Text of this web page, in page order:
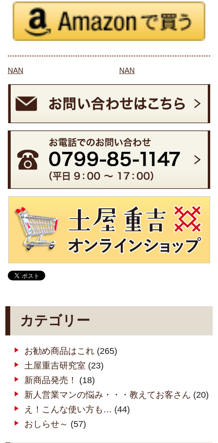
NAN NAN
カテゴリー
お勧め商品はこれ (265)
土屋重吉研究室 (23)
新商品発売！
(18)
新人営業マンの悩み・・・教えてお客さん (20)
え！こんな使い方も… (44)
おしらせ～ (57)